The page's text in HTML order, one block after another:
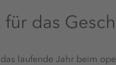
das
laufende Jahr beim